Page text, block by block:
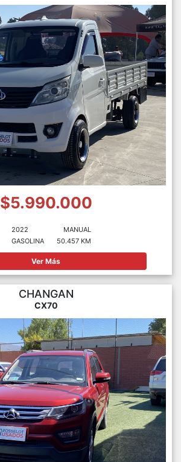
$5.990.000
2022
GASOLINA
MANUAL
50.457 KM
Ver Más
CHANGAN
CX70